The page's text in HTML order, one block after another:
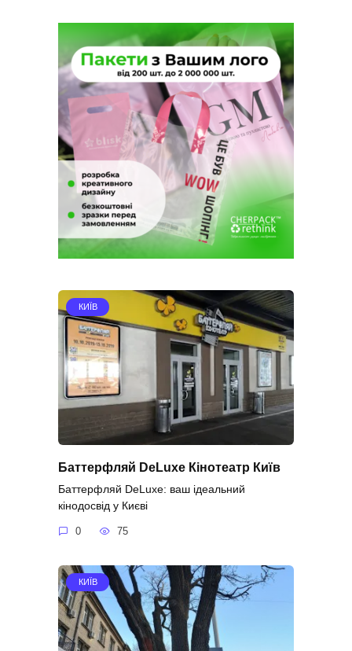
КИЇВ
Баттерфляй DeLuxe Кінотеатр Київ
Баттерфляй DeLuxe: ваш ідеальний
кінодосвід у Києві
0 75
КИЇВ